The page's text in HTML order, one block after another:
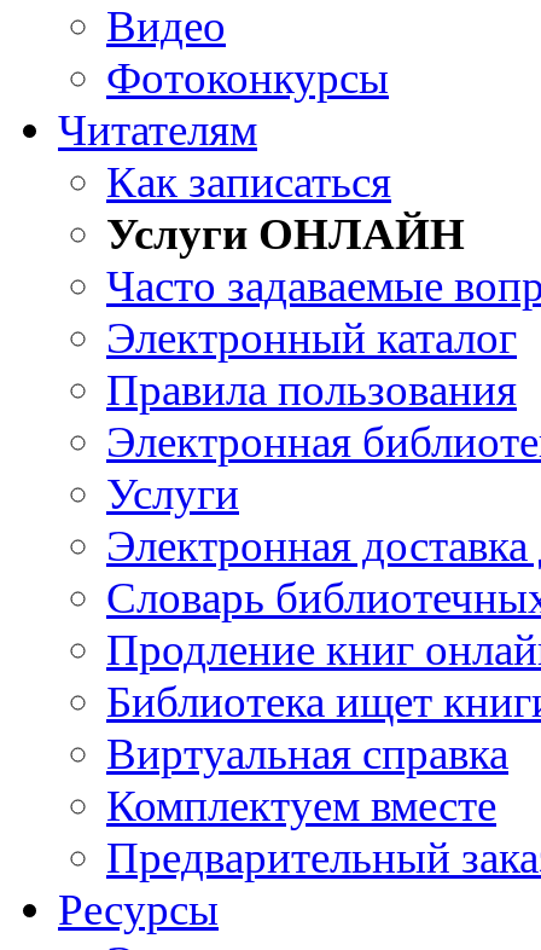
Видео
Фотоконкурсы
Читателям
Как записаться
Услуги ОНЛАЙН
Часто задаваемые
Электронный каталог
Правила пользования
Электронная
Услуги
Электронная
Словарь
Продление книг
Библиотека ищет
Виртуальная справка
Комплектуем вместе
Предварительный
Ресурсы